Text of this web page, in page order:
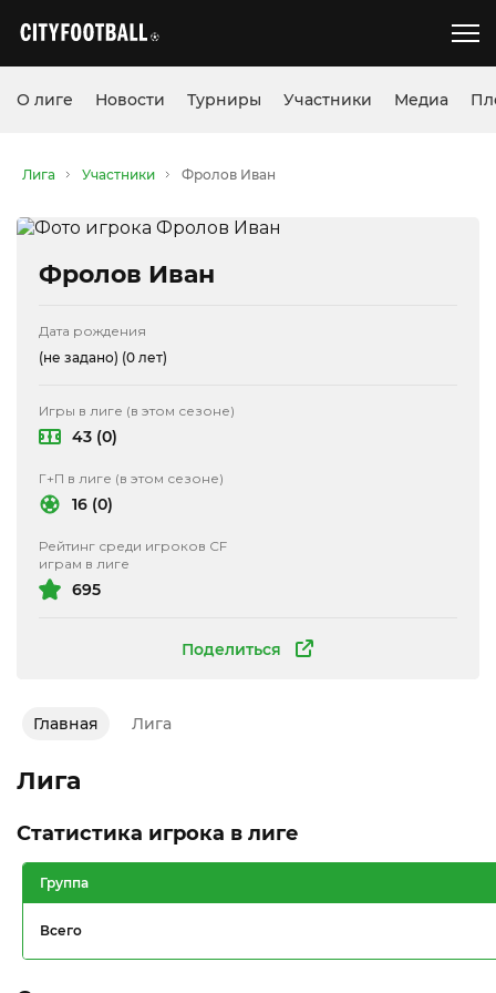
О лиге Новости Турниры Участники Медиа
Лига Участники Фролов Иван
Фролов Иван
Поделиться
Дата рождения
(не задано) (0 лет)
Игры в лиге (в этом сезоне)
43 (0)
Г+П в лиге (в этом сезоне)
16 (0)
Рейтинг среди игроков CF
играм в лиге
695
Главная Лига
Лига
Статистика игрока в лиге
Группа
Всего